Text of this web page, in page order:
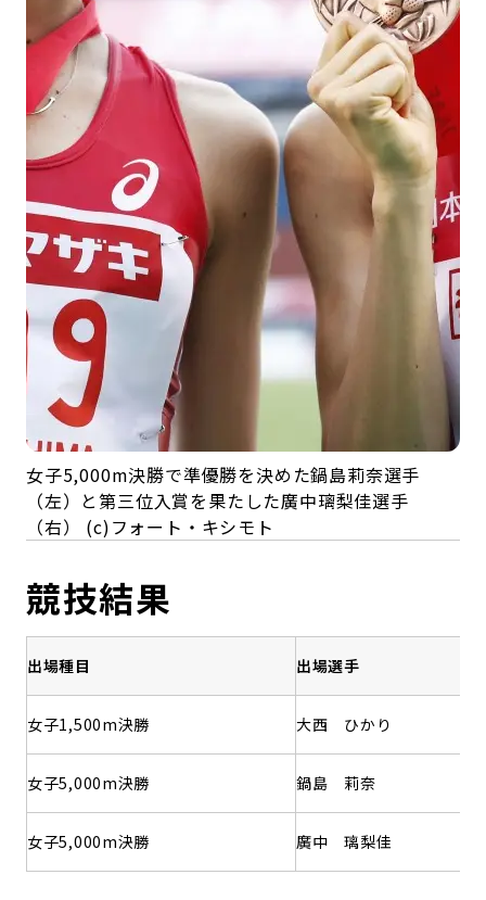
女子5,000m決勝で準優勝を決めた鍋島莉奈選手
（左）と第三位入賞を果たした廣中璃梨佳選手
（右） (c)フォート・キシモト
競技結果
出場種目 出場選手
女子1,500m決勝 大西 ひかり
女子5,000m決勝 鍋島 莉奈
女子5,000m決勝 廣中 璃梨佳